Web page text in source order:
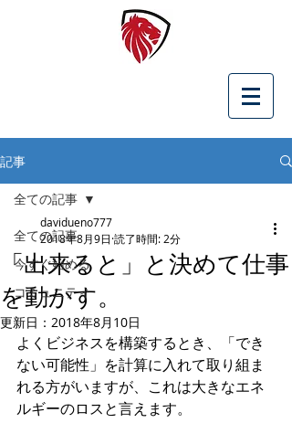
記事
全ての記事
今すぐ始める
コミュニティ
全ての記事
「出来ると」と決めて仕事
を動かす。
davidueno777
2018年8月9日 読了時間: 2分
更新日： 2018年8月10日
よくビジネスを構築するとき、「でき
ない可能性」を計算に入れて取り組ま
れる方がいますが、これは大きなエネ
ルギーのロスと言えます。